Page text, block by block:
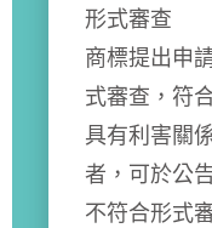
形式審查
商標提出申
式審查，符
具有利害關
者，可於公
不符合形式